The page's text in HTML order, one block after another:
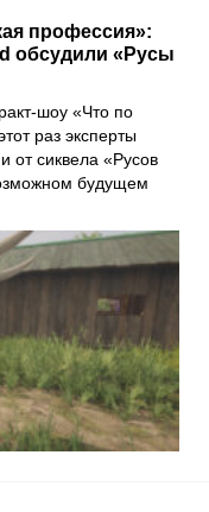
профессия»:
обсудили «Русы
шоу «Что по
раз эксперты
от сиквела «Русов
будущем